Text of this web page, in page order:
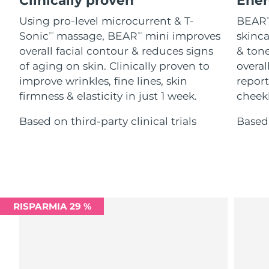
Using pro-level microcurrent & T-
SonicTM massage, BEARTM
mini improves
overall facial contour & reduces signs
of aging on skin. Clinically proven to
improve wrinkles, fine lines, skin
firmness & elasticity in just 1 week.
Based on third-party clinical trials
BEAR
&
RISPARMIA 29 %
For healthy hair
18% PAP
Cosmetici Uomini
Vedi tutto
Israele
Italia Consegna stimata 8/11/26
Giappone Consegna stimata 8/14/26
Jersey Consegna stimata 8/16/26
Kazakistan Consegna stimata 8/13/26
Libano